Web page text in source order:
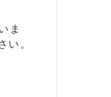
ま
い。